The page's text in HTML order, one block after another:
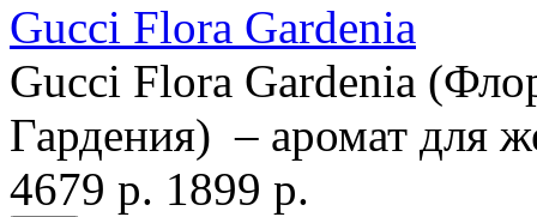
Gucci Flora Gardenia
Gucci Flora Gardenia
Гардения) – аромат для
4679 р. 1899 р.